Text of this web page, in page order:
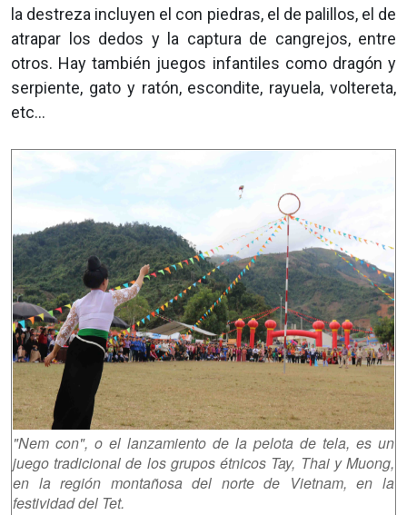
la destreza incluyen el con piedras, el de palillos, el de
atrapar los dedos y la captura de cangrejos, entre
otros. Hay también juegos infantiles como dragón y
serpiente, gato y ratón, escondite, rayuela, voltereta,
etc…
"Nem con", o el lanzamiento de la pelota de tela, es un
juego tradicional de los grupos étnicos Tay, Thai y Muong,
en la región montañosa del norte de Vietnam, en la
festividad del Tet.